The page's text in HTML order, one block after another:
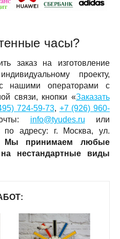
часы?
заказ на изготовление
проекту,
с нашими операторами с
связи, кнопки «Заказать
724-59-73, +7 (926) 960-
info@tyudes.ru или
адресу: г. Москва, ул.
Мы принимаем любые
нестандартные виды